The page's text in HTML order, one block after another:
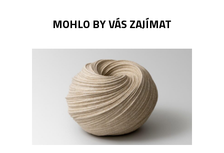
MOHLO BY VÁS ZAJÍMAT